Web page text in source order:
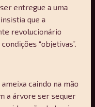
entregue a uma
que a
revolucionário
“objetivas”.
caindo na mão
a árvore ser sequer